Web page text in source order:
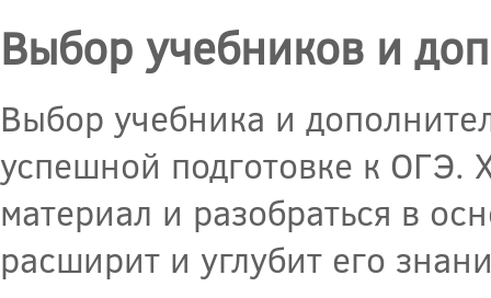
Выбор учебников и
Выбор учебника и
успешной подготовке к ОГЭ.
материал и разобраться в
расширит и углубит его